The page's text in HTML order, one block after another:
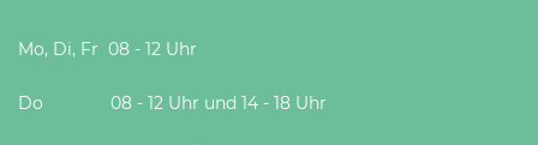
Mo, Di, Fr 08 - 12 Uhr
Do 08 - 12 Uhr und 14 - 18 Uhr